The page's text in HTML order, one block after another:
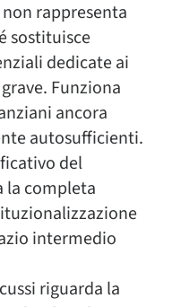
rappresenta
sostituisce
dedicate ai
Funziona
ancora
autosufficienti.
del
la completa
intermedio
riguarda la